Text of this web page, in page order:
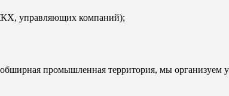
управляющих компаний);
промышленная территория, мы организуем